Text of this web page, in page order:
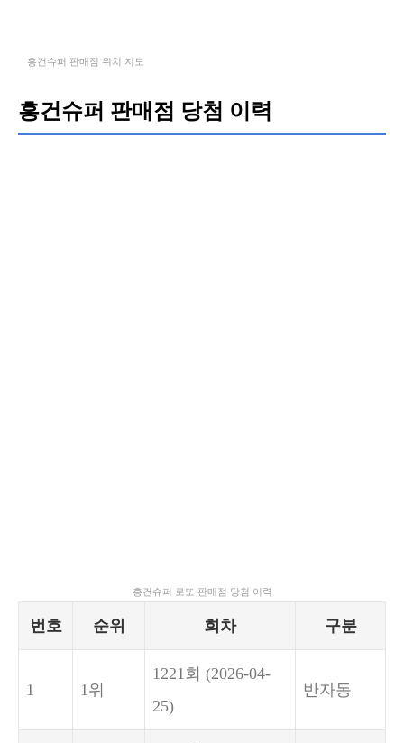
흥건슈퍼 판매점 위치 지도
흥건슈퍼 판매점 당첨 이력
흥건슈퍼 로또 판매점 당첨 이력
번호 순위 회차 구분
1 1위
1221회 (2026-04-
25)
반자동